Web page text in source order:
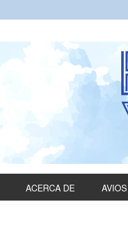
ACERCA DE AVIOS